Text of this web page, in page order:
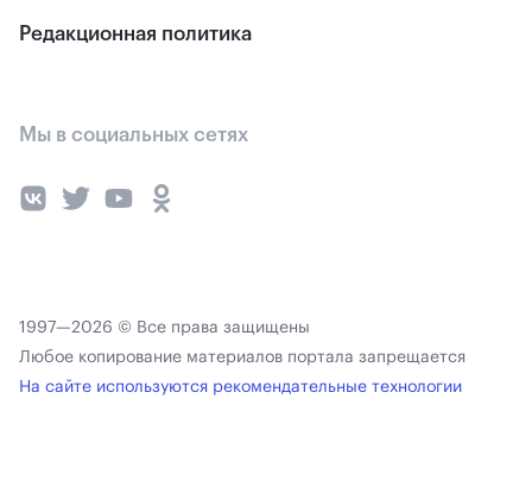
Редакционная политика
Мы в социальных сетях
1997—2026 © Все права защищены
Любое копирование материалов портала запрещается
На сайте используются рекомендательные технологии